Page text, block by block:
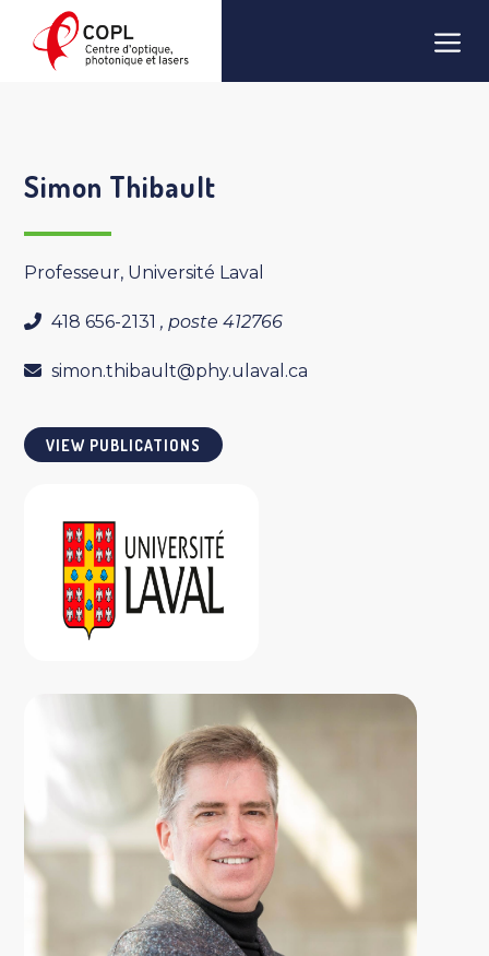
content
Simon Thibault
Professeur, Université Laval
418 656-2131, poste 412766
simon.thibault@phy.ulaval.ca
VIEW PUBLICATIONS